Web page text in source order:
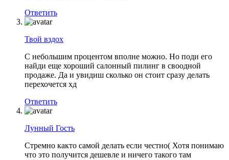
Ответить
Твой вздох
С небольшим процентом вполне можно. Но поди его
найди еще хороший салонный пилинг в своодной
продаже. Да и увидиш сколько он стоит сразу делать
перехочется хд
Ответить
Лунный Гость
Стремно както самой делать если честно( Хотя понимаю
что это получится дешевле и ничего такого там